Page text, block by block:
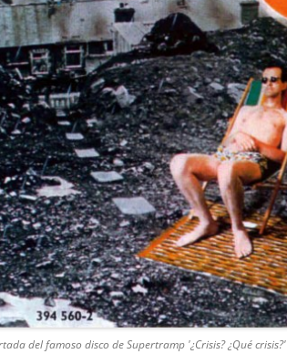
del famoso disco de Supertramp '¿Crisis? ¿Qué crisis?'